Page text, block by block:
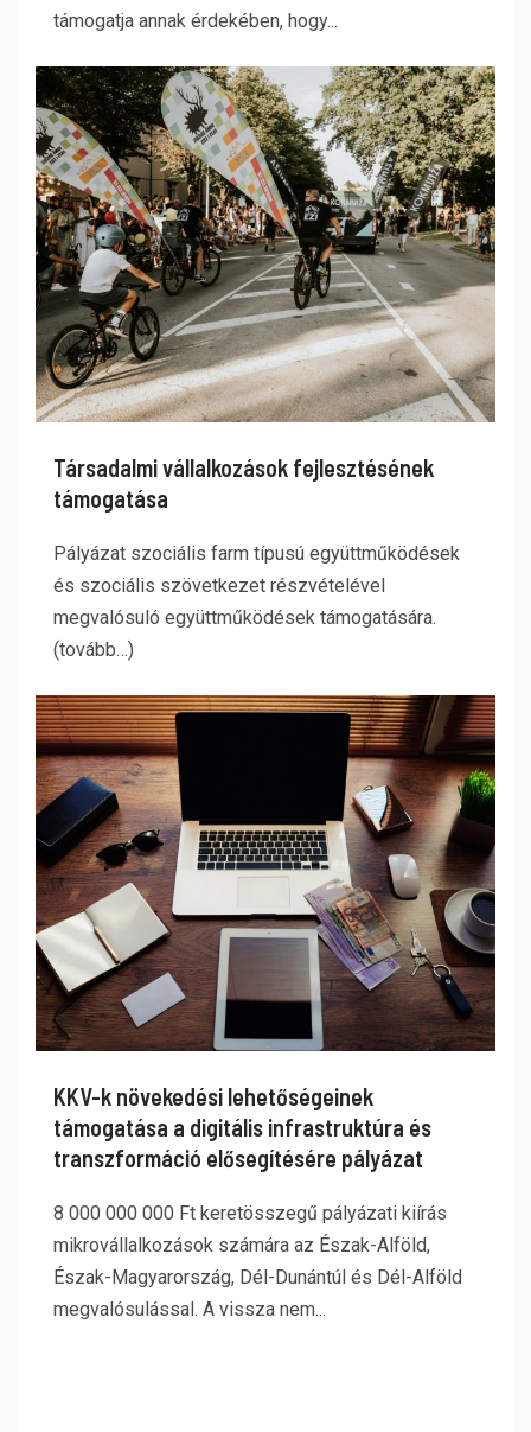
támogatja annak érdekében, hogy...
Társadalmi vállalkozások fejlesztésének
támogatása
Pályázat szociális farm típusú együttműködések
és szociális szövetkezet részvételével
megvalósuló együttműködések támogatására.
(tovább…)
KKV-k növekedési lehetőségeinek
támogatása a digitális infrastruktúra és
transzformáció elősegítésére pályázat
8 000 000 000 Ft keretösszegű pályázati kiírás
mikrovállalkozások számára az Észak-Alföld,
Észak-Magyarország, Dél-Dunántúl és Dél-Alföld
megvalósulással. A vissza nem...